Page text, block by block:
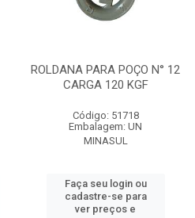
ROLDANA PARA POÇO N° 12
CARGA 120 KGF
Código: 51718
Embalagem: UN
MINASUL
Faça seu login ou
cadastre-se para
ver preços e